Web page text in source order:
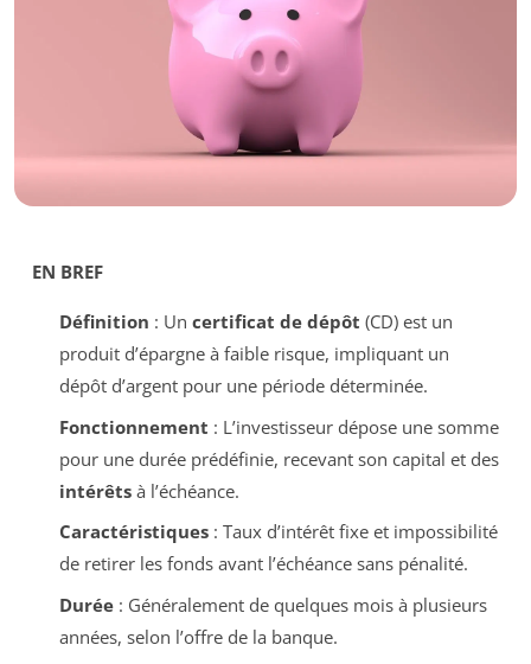
EN BREF
Définition : Un certificat de dépôt (CD) est un
produit d’épargne à faible risque, impliquant un
dépôt d’argent pour une période déterminée.
Fonctionnement : L’investisseur dépose une somme
pour une durée prédéfinie, recevant son capital et des
intérêtsà l’échéance.
Caractéristiques: Taux d’intérêt fixe et impossibilité
de retirer les fonds avant l’échéance sans pénalité.
Durée: Généralement de quelques mois à plusieurs
années, selon l’offre de la banque.